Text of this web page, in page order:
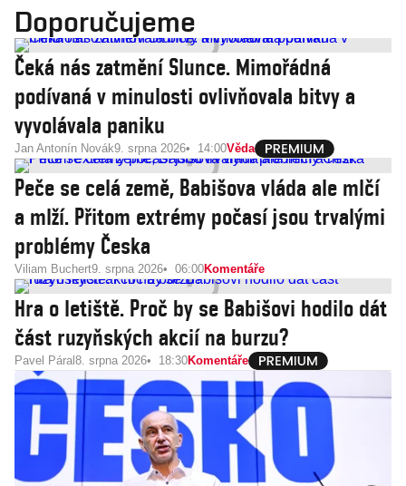
Doporučujeme
Čeká nás zatmění Slunce. Mimořádná
podívaná v minulosti ovlivňovala bitvy a
vyvolávala paniku
Jan Antonín Novák9. srpna 2026 14:00Věda
Peče se celá země, Babišova vláda ale mlčí
a mlží. Přitom extrémy počasí jsou trvalými
problémy Česka
Viliam Buchert9. srpna 2026 06:00Komentáře
Hra o letiště. Proč by se Babišovi hodilo dát
část ruzyňských akcií na burzu?
Pavel Páral 8. srpna 2026 18:30Komentáře